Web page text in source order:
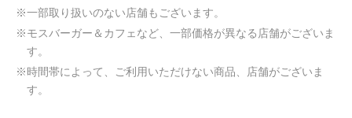
※一部取り扱いのない店舗もございます。
※モスバーガー＆カフェなど、一部価格が異なる店舗がございま
す。
※時間帯によって、ご利用いただけない商品、店舗がございま
す。